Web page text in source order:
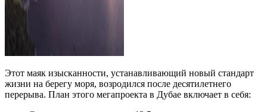
Этот маяк изысканности, устанавливающий новый стандарт
жизни на берегу моря, возродился после десятилетнего
перерыва. План этого мегапроекта в Дубае включает в себя: